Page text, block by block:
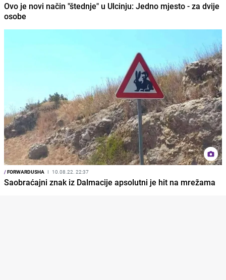
Ovo je novi način "štednje" u Ulcinju: Jedno mjesto - za dvije
osobe
/FORWARDUSHA I 10.08.22. 22:37
Saobraćajni znak iz Dalmacije apsolutni je hit na mrežama